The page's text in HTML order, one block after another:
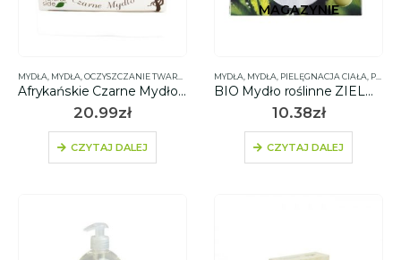
MYDŁA, MYDŁA,OCZYSZCZANIE TWARZY PIELĘGNACJA CIAŁA ,PIELĘGNACJA RĄK I STÓP
Afrykańskie Czarne Mydło 100g – YOUR NATURAL SIDE
20.99zł
CZYTAJ DALEJ
MAGAZYNIE
MYDŁA, MYDŁA, PIELĘGNACJA CIAŁA, PIELĘGNACJA RĄK I STÓP
BIO Mydło roślinne ZIELONA HERBATA i LIMONKA 100g – SODASAN
10.38zł
CZYTAJ DALEJ